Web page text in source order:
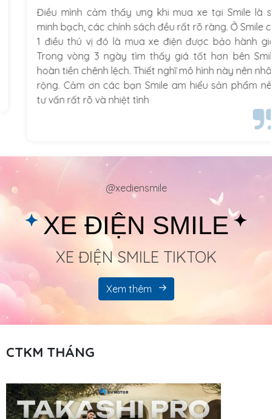
Điều mình cảm thấy ưng khi mua xe tại Smile là sự
minh bạch, các chính sách đều rất rõ ràng. Ở Smile có
1 điều thú vị đó là mua xe điện được bảo hành giá.
Trong vòng 3 ngày tìm thấy giá tốt hơn bên Smile
hoàn tiền chênh lệch. Thiết nghĩ mô hình này nên nhân
rộng. Cảm ơn các bạn Smile am hiểu sản phẩm nên
tư vấn rất rõ và nhiệt tình
@xediensmile
XE ĐIỆN SMILE
XE ĐIỆN SMILE TIKTOK
Xem thêm
CTKM THÁNG